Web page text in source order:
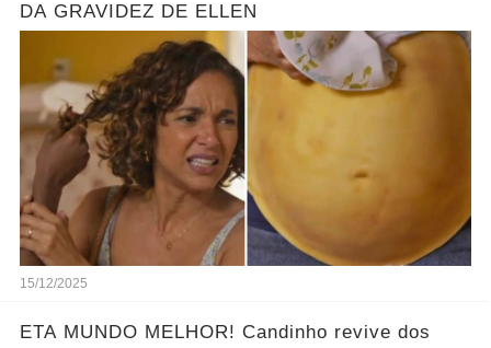
DA GRAVIDEZ DE ELLEN
15/12/2025
ETA MUNDO MELHOR! Candinho revive dos